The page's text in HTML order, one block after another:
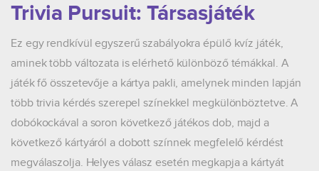
Trivia Pursuit: Társasjáték
Ez egy rendkívül egyszerű szabályokra épülő kvíz játék,
aminek több változata is elérhető különböző témákkal. A
játék fő összetevője a kártya pakli, amelynek minden lapján
több trivia kérdés szerepel színekkel megkülönböztetve. A
dobókockával a soron következő játékos dob, majd a
következő kártyáról a dobott színnek megfelelő kérdést
megválaszolja. Helyes válasz esetén megkapja a kártyát